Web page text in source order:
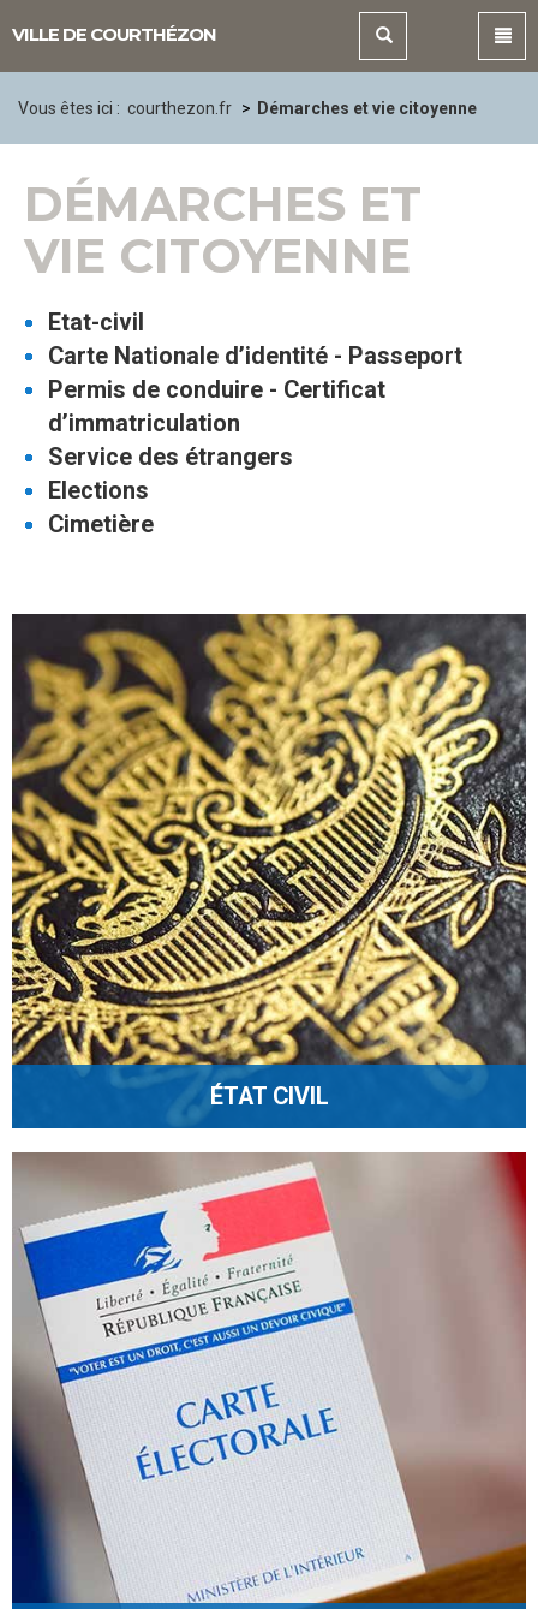
VILLE DE COURTHÉZON
Vous êtes ici : courthezon.fr Démarches et vie citoyenne
DÉMARCHES ET
VIE CITOYENNE
Etat-civil
Carte Nationale d’identité - Passeport
Permis de conduire - Certificat
d’immatriculation
Service des étrangers
Elections
Cimetière
ÉTAT CIVIL